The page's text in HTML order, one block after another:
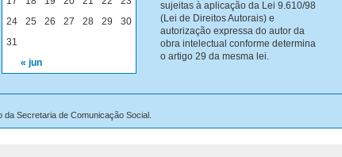
« jun
24
25 26 27 28 29
30
31
sujeitas à aplicação da Lei 9.610/98
(Lei de Direitos Autorais) e
autorização expressa do autor da
obra intelectual conforme determina
o artigo 29 da mesma lei.
da Secretaria de Comunicação Social.